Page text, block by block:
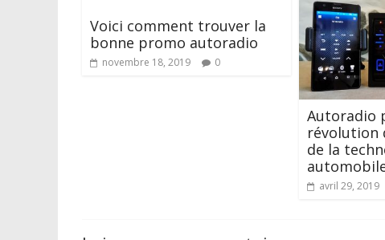
Voici comment trouver la
bonne promo autoradio
novembre 18, 2019 0
Autoradio
révolution
de la
avril 29, 2019